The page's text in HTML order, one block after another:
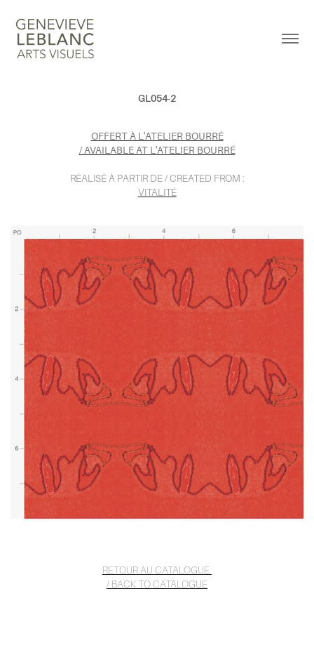
GL054-2
OFFERT À L'ATELIER BOURRÉ
/ AVAILABLE AT L'ATELIER BOURRÉ
RÉALISÉ À PARTIR DE / CREATED FROM :
VITALITÉ
RETOUR AU CATALOGUE
/ BACK TO CATALOGUE